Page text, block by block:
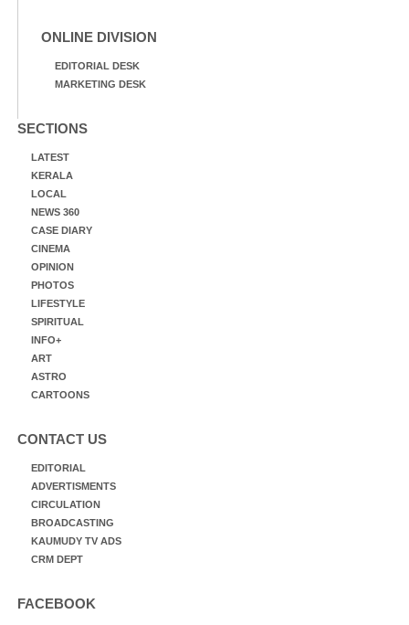
ONLINE DIVISION
EDITORIAL DESK
MARKETING DESK
SECTIONS
LATEST
KERALA
LOCAL
NEWS 360
CASE DIARY
CINEMA
OPINION
PHOTOS
LIFESTYLE
SPIRITUAL
INFO+
ART
ASTRO
CARTOONS
CONTACT US
EDITORIAL
ADVERTISMENTS
CIRCULATION
BROADCASTING
KAUMUDY TV ADS
CRM DEPT
FACEBOOK